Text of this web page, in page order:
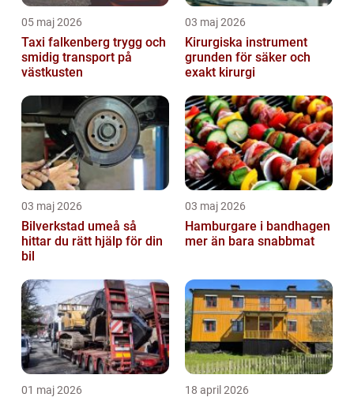
05 maj 2026
Taxi falkenberg trygg och
smidig transport på
västkusten
03 maj 2026
Kirurgiska instrument
grunden för säker och
exakt kirurgi
03 maj 2026
Bilverkstad umeå så
hittar du rätt hjälp för din
bil
03 maj 2026
Hamburgare i bandhagen
mer än bara snabbmat
01 maj 2026 18 april 2026